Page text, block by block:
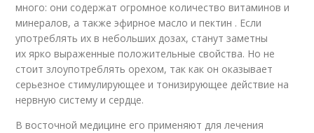
много: они содержат огромное количество витаминов и
минералов, а также эфирное масло и пектин . Если
употреблять их в небольших дозах, станут заметны
их ярко выраженные положительные свойства. Но не
стоит злоупотреблять орехом, так как он оказывает
серьезное стимулирующее и тонизирующее действие на
нервную систему и сердце.
В восточной медицине его применяют для лечения